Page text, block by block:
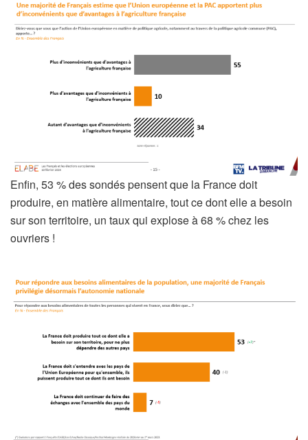
Enfin, 53 % des sondés pensent que la France doit
produire, en matière alimentaire, tout ce dont elle a besoin
sur son territoire, un taux qui explose à 68 % chez les
ouvriers !